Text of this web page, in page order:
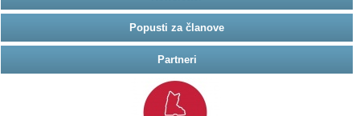
Popusti za članove
Partneri